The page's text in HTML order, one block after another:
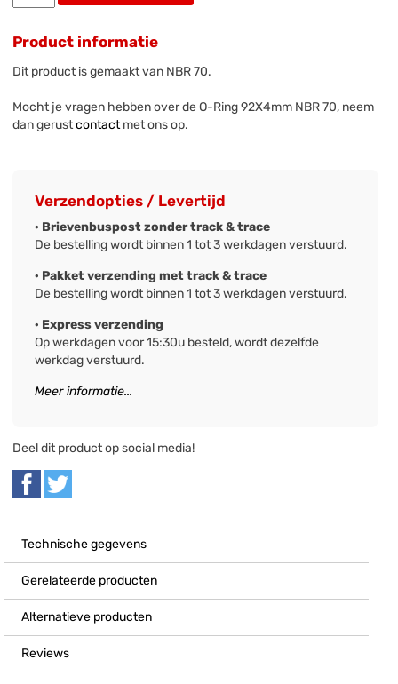
Product informatie
Dit product is gemaakt van NBR 70.
Mocht je vragen hebben over de O-Ring 92X4mm NBR 70, neem
dan gerustcontactmet ons op.
Verzendopties / Levertijd
· Brievenbuspost zonder track & trace
De bestelling wordt binnen 1 tot 3 werkdagen verstuurd.
· Pakket verzending met track & trace
De bestelling wordt binnen 1 tot 3 werkdagen verstuurd.
· Express verzending
Op werkdagen voor 15:30u besteld, wordt dezelfde
werkdag verstuurd.
Meer informatie...
Deel dit product op social media!
Technische gegevens
Gerelateerde producten
Alternatieve producten
Reviews